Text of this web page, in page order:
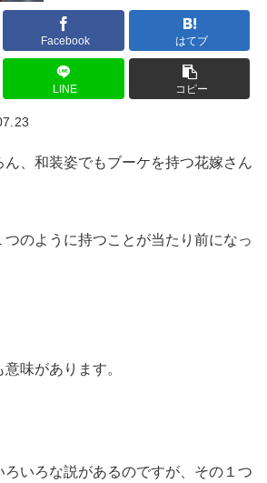
Facebook はてブ
LINE コピー
ん、和装姿でもブーケを持つ花嫁さん
のように持つことが当たり前になっ
味があります。
ろいろな説があるのですが、その１つ